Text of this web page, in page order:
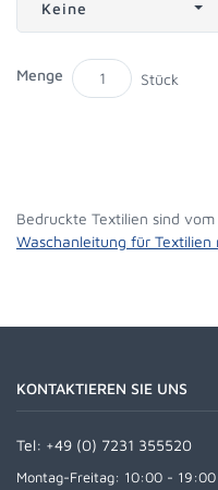
Keine
Menge Stück
Bedruckte Textilien sind
Waschanleitung für
KONTAKTIEREN SIE UNS
Tel: +49 (0) 7231 355520
Montag-Freitag: 10:00 - 19:00